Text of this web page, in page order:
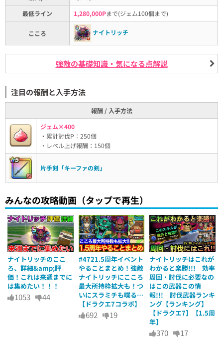
最低ライン
1,280,000Pまで(ジェム100個まで)
こころ ナイトリッチ
強敵の基礎知識・気になる点解説
注目の報酬と入手方法
報酬 / 入手方法
ジェム×400
・累計討伐P：250個
・レベル上げ報酬：150個
片手剣「キーファの剣」
みんなの攻略動画（タップで再生）
ナイトリッチのここ
ろ、詳細&amp;評
価！これは来週までに
は集めたい！！！
1053 44
#4721.5周年イベント
やることまとめ！強敵
ナイトリッチにこころ
最大所持枠拡大も！つ
いにスラミチも喋る…
【ドラクエ7コラボ】
692 19
ナイトリッチはこれが
わかると楽勝!!! 効率
周回・討伐に必要なの
はこの武器この情
報!!! 討伐武器ランキ
ング【ランキング】
【ドラクエ7】【1.5周
年】
370 17